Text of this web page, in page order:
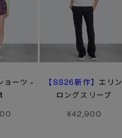
ョーツ -
【SS26新作】エリン
ロングスリーブ
¥42,900